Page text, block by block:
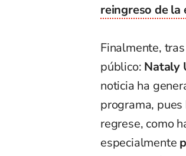
reingreso de la
Finalmente,
público: Nataly
noticia ha
programa,
regrese, como
especialmente